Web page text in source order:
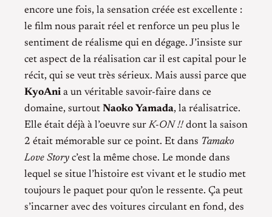
encore une fois, la sensation créée est excellente :
le film nous parait réel et renforce un peu plus le
sentiment de réalisme qui en dégage. J’insiste sur
cet aspect de la réalisation car il est capital pour le
récit, qui se veut très sérieux. Mais aussi parce que
KyoAni a un véritable savoir-faire dans ce
domaine, surtout Naoko Yamada, la réalisatrice.
Elle était déjà à l’oeuvre sur K-ON !! dont la saison
2 était mémorable sur ce point. Et dans Tamako
Love Story c’est la même chose. Le monde dans
lequel se situe l’histoire est vivant et le studio met
toujours le paquet pour qu’on le ressente. Ça peut
s’incarner avec des voitures circulant en fond, des